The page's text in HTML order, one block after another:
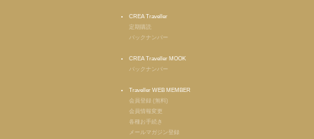
CREA Traveller
定期購読
バックナンバー
CREA Traveller MOOK
バックナンバー
Traveller WEB MEMBER
会員登録 (無料)
会員情報変更
各種お手続き
メールマガジン登録